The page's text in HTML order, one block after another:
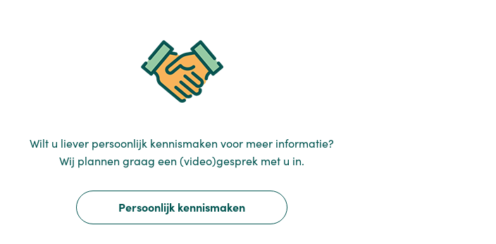
Wilt u liever persoonlijk kennismaken voor meer informatie?
Wij plannen graag een (video)gesprek met u in.
Persoonlijk kennismaken